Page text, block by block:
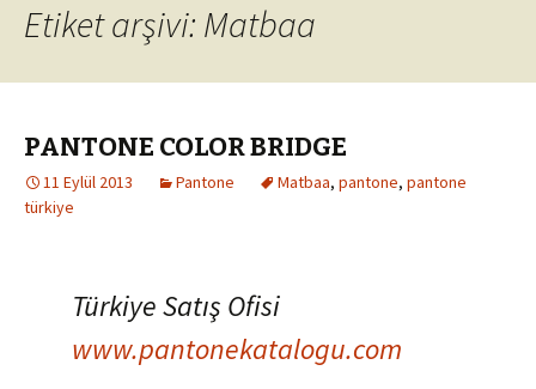
Etiket arşivi: Matbaa
PANTONE COLOR BRIDGE
11 Eylül 2013 Pantone Matbaa, pantone, pantone
türkiye
Türkiye Satış Ofisi
www.pantonekatalogu.com